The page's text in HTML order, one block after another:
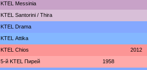
KTEL Messinia
KTEL Santorini / Thira
KTEL Drama
KΤΕL Αttika
KTEL Chios 2012
5-й KTEL Пирей 1958